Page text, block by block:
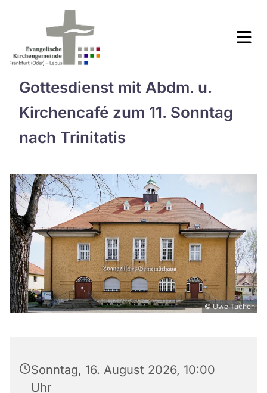
Gottesdienst mit Abdm. u.
Kirchencafé zum 11. Sonntag
nach Trinitatis
© Uwe Tuchen
Sonntag, 16. August 2026, 10:00
Uhr